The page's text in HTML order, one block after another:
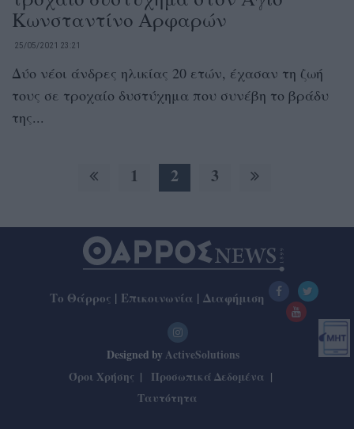
Κωνσταντίνο Αρφαρών
25/05/2021 23:21
Δύο νέοι άνδρες ηλικίας 20 ετών, έχασαν τη ζωή
τους σε τροχαίο δυστύχημα που συνέβη το βράδυ
της...
1 2 3
Το Θάρρος | Επικοινωνία | Διαφήμιση
Designed by ActiveSolutions
Όροι Χρήσης
Προσωπικά Δεδομένα
Ταυτότητα